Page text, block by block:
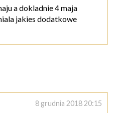
a dokladnie 4 maja
jakies dodatkowe
8 grudnia 2018 20:15